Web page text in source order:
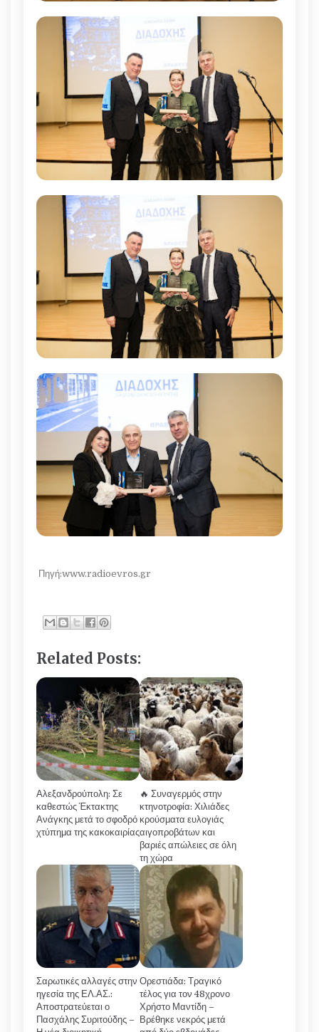
Πηγή:www.radioevros.gr
Related Posts:
Αλεξανδρούπολη: Σε
καθεστώς Έκτακτης
Ανάγκης μετά το σφοδρό
χτύπημα της κακοκαιρίας
🔥 Συναγερμός στην
κτηνοτροφία: Χιλιάδες
κρούσματα ευλογιάς
αιγοπροβάτων και
βαριές απώλειες σε όλη
τη χώρα
Σαρωτικές αλλαγές στην
ηγεσία της ΕΛ.ΑΣ.:
Αποστρατεύεται ο
Πασχάλης Συριτούδης –
Ορεστιάδα: Τραγικό
τέλος για τον 48χρονο
Χρήστο Μαντίδη –
Βρέθηκε νεκρός μετά